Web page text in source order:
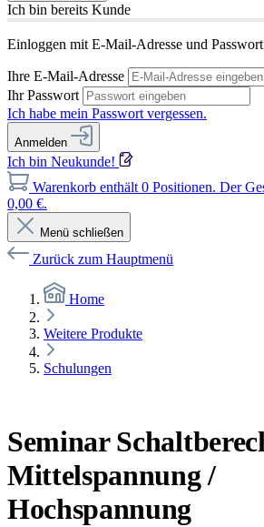
Ich bin bereits Kunde
Einloggen mit E-Mail-Adresse und Passwort
Ihre E-Mail-Adresse
Ihr Passwort
Ich habe mein Passwort vergessen.
Anmelden
Ich bin Neukunde!
Warenkorb enthält 0 Positionen. Der
0,00 €.
Menü schließen
Zurück zum Hauptmenü
Home
Weitere Produkte
Schulungen
Seminar
Mittelspannung /
Hochspannung